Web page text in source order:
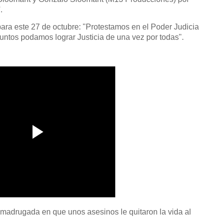
este 27 de octubre: "Protestamos en el Poder Judicial
podamos lograr Justicia de una vez por todas".
en que unos asesinos le quitaron la vida al